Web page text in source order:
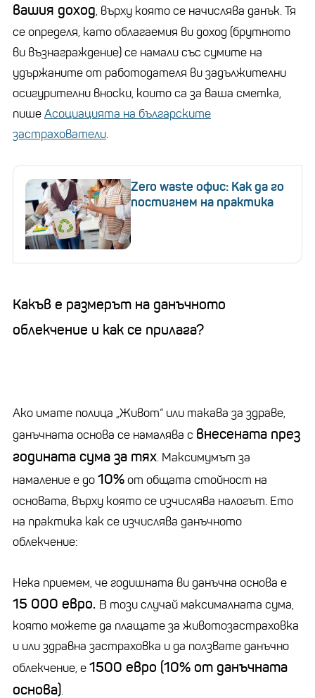
вашия доход, върху която се начислява данък. Тя
се определя, като облагаемия ви доход (брутното
ви възнаграждение) се намали със сумите на
удържаните от работодателя ви задължителни
осигурителни вноски, които са за ваша сметка,
пишеАсоциацията на българските
застрахователи.
Zero waste офис: Как да го
постигнем на практика
Какъв е размерът на данъчното
облекчение и как се прилага?
Ако имате полица „Живот“ или такава за здраве,
данъчната основа се намалява с внесената през
годината сума за тях. Максимумът за
намаление е до10%от общата стойност на
основата, върху която се изчислява налогът. Ето
на практика как се изчислява данъчното
облекчение:
Нека приемем, че годишната ви данъчна основа е
15 000 евро. В този случай максималната сума,
която можете да плащате за животозастраховка
и или здравна застраховка и да ползвате данъчно
облекчение, е1500 евро (10% от данъчната
основа).